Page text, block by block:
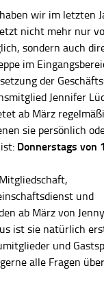
wir im letzten
nicht mehr nur
sondern auch
im
der
Jennifer
ab März
sie persönlich
Donnerstags von
und
ab März von Jenny
ist sie natürlich
und
alle Fragen